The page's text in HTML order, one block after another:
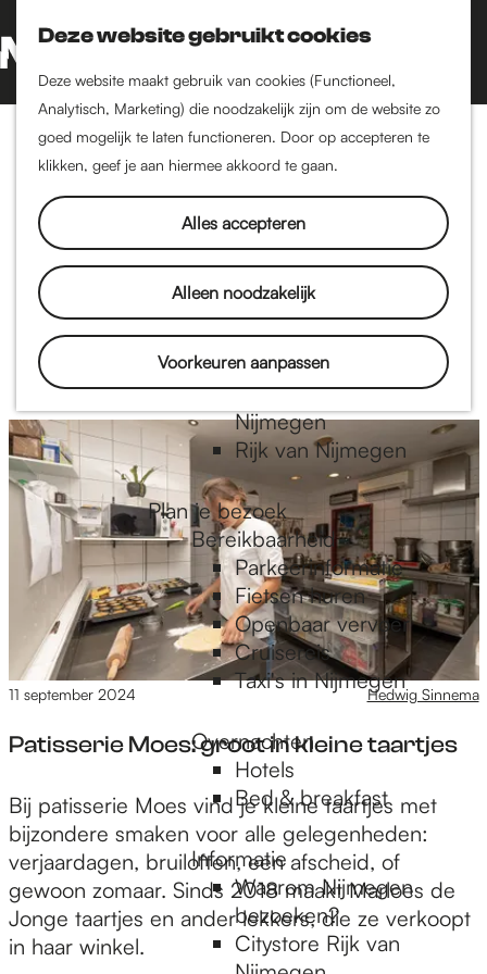
Deze website gebruikt cookies
Deze website maakt gebruik van cookies (Functioneel,
Analytisch, Marketing) die noodzakelijk zijn om de website zo
goed mogelijk te laten functioneren. Door op accepteren te
klikken, geef je aan hiermee akkoord te gaan.
Alles accepteren
Alleen noodzakelijk
Voorkeuren aanpassen
a
p
a
g
Z
o
e
k
e
n
K
a
a
r
t
M
e
n
Dukenburg
Lindenholt
Historie
De oudste stad van
Nederland
Historische tijdlijn
Romeinse Limes
Vrede van Nijmegen
Penning
Natuur in Nijmegen
Groenkaart van
Nijmegen
Rijk van Nijmegen
Plan je bezoek
Bereikbaarheid
Parkeerinformatie
Fietsen huren
Openbaar vervoer
Cruisereis
Taxi's in Nijmegen
Overnachten
Hotels
Bed & breakfast
Informatie
Waarom Nijmegen
bezoeken?
Citystore Rijk van
Hedwig Sinnema
Hedwig Sinnema is redacteur bij IntoNijmegen.
Artikelen van Hedwig
Patisserie Moes: groot in kleine taartjes
11 september 2024 Hedwig Sinnema
P
a
t
i
s
s
Bij patisserie Moes vind je kleine taartjes met
bijzondere smaken voor alle gelegenheden:
verjaardagen, bruiloften, een afscheid, of
gewoon zomaar. Sinds 2018 maakt Marloes de
Jonge taartjes en ander lekkers, die ze verkoopt
in haar winkel.